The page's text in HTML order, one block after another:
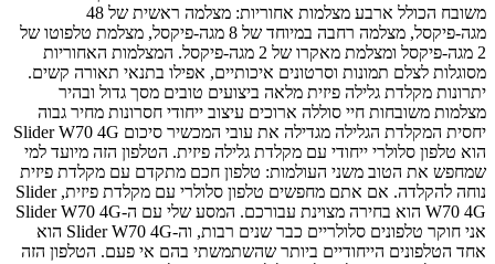
משובח הכולל ארבע מצלמות אחוריות: מצלמה ראשית של 48
מגה-פיקסל, מצלמה רחבה במיוחד של 8 מגה-פיקסל, מצלמת טלפוטו של
2 מגה-פיקסל ומצלמת מאקרו של 2 מגה-פיקסל. המצלמות האחוריות
מסוגלות לצלם תמונות וסרטונים איכותיים, אפילו בתנאי תאורה קשים.
יתרונות מקלדת גלילה פיזית מלאה ביצועים טובים מסך גדול ובהיר
מצלמות משובחות חיי סוללה ארוכים עיצוב ייחודי חסרונות מחיר גבוה
יחסית המקלדת הגלילה מגדילה את עובי המכשיר סיכום Slider W70 4G
הוא טלפון סלולרי ייחודי עם מקלדת גלילה פיזית. הטלפון הזה מיועד למי
שמחפש את הטוב משני העולמות: טלפון חכם מתקדם עם מקלדת פיזית
נוחה להקלדה. אם אתם מחפשים טלפון סלולרי עם מקלדת פיזית, Slider
W70 4G הוא בחירה מצוינת עבורכם. המסע שלי עם ה-Slider W70 4G
אני חוקר טלפונים סלולריים כבר שנים רבות, וה-Slider W70 4G הוא
אחד הטלפונים הייחודיים ביותר שהשתמשתי בהם אי פעם. הטלפון הזה